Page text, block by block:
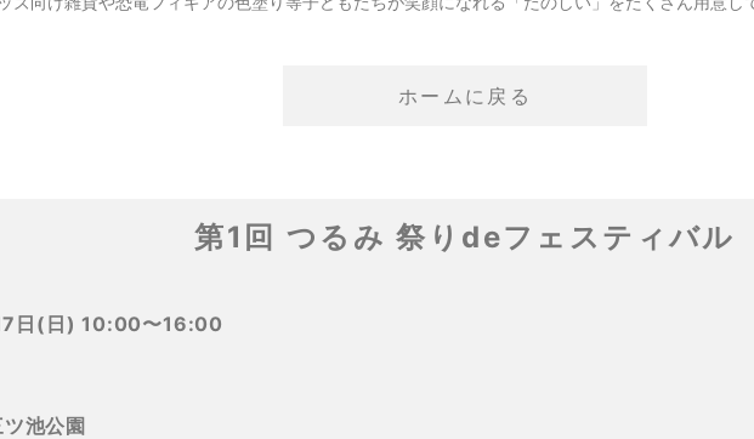
ホームに戻る
第1回 つるみ 祭りdeフェスティバル
日(日) 10:00〜16:00
池公園